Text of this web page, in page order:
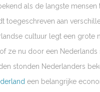
als de langste mensen
toegeschreven aan
cultuur legt een grote
ze nu door een Nederlands
stonden Nederlanders
een belangrijke